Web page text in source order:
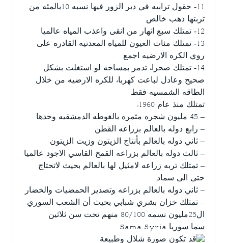
11- حقول ترابيه في دير الزور فيها نسبه 10بالمئه من
تربتها ذهب خالص
12- تمتلك سبع انهار من انقى واعذب المياه عالميا
13- تمتلك مئات العيون للمياه المعدنيه القادره على
روي الكره الارضيه اجمع
14- تمتلك صحراء تدمر بمساحه لو استغلت بشكل
صحيح وعادل لباعت كهرباء للكره الارضيه من خلال
الطاقه الشمسيه فقط
تمتلك منذ عام 1960:
– 45 مليون شجره مثمره بالغوطه الدمشقيه وحدها
– رابع دوله بالعالم بزراعه القطن
– ثاني دوله بالعالم بأنتاج الزيتون وزيت الزيتون
– ثالث دوله بالعالم بزراعه القمح القاسي الاجود عالميا
– تمتلك تربه زراعه لامثيل لها بالعالم بحيث لاتحتاج
حتى الى سماد
– ثاني دوله بالعالم بزراعه وتصدير الحمضيات والخضار
– تمتلك خزان بشري شبابي بحيث أن الشعب السوري
ال25مليون نسمه 80/100 منهم تحت سن ثلاثين
سما سوريا Sama Syria